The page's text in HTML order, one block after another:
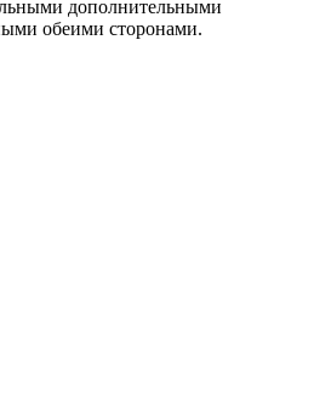
дополнительными
обеими сторонами.